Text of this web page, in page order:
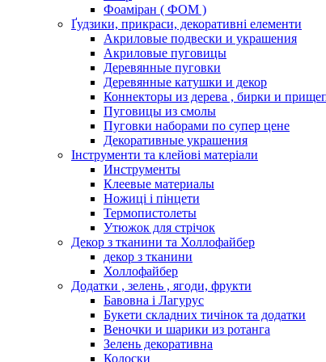
Фоаміран ( ФОМ )
Ґудзики, прикраси, декоративні елементи
Акриловые подвески и украшения
Акриловые пуговицы
Деревянные пуговки
Деревянные катушки и декор
Коннекторы из дерева , бирки и
Пуговицы из смолы
Пуговки наборами по супер цене
Декоративные украшения
Інструменти та клейові матеріали
Инструменты
Клеевые материалы
Ножиці і пінцети
Термопистолеты
Утюжок для стрічок
Декор з тканини та Холлофайбер
декор з тканини
Холлофайбер
Додатки , зелень , ягоди, фрукти
Бавовна і Лагурус
Букети складних тичінок та додатки
Веночки и шарики из ротанга
Зелень декоративна
Колоски